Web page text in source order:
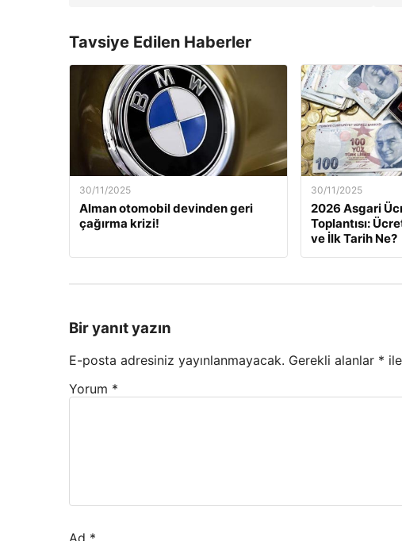
Tavsiye Edilen Haberler
30/11/2025
Alman otomobil devinden geri
çağırma krizi!
30/11/2025
2026 Asgari
Toplantısı:
ve İlk Tarih Ne?
Bir yanıt yazın
E-posta adresiniz yayınlanmayacak. Gerekli alanlar *
Yorum *
Ad *